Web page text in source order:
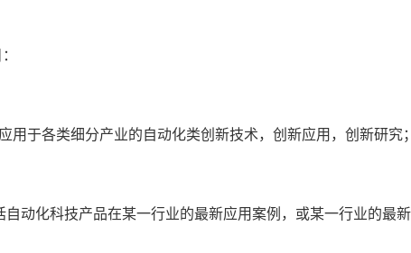
用于各类细分产业的自动化类创新技术，创新应用，创新研究；
动化科技产品在某一行业的最新应用案例，或某一行业的最新